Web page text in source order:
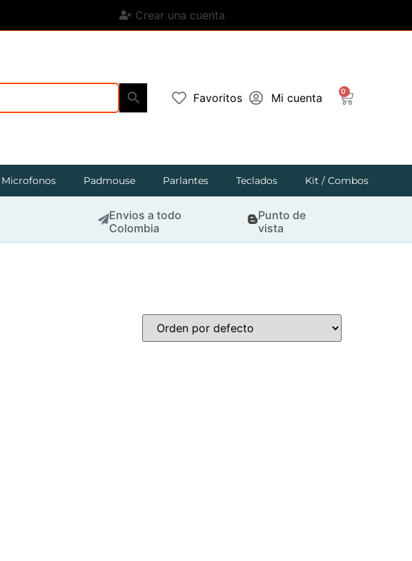
Crear una cuenta
Favoritos Mi cuenta
0
Microfonos Padmouse Parlantes Teclados Kit / Combos
Envios a todo
Colombia
Punto de
vista